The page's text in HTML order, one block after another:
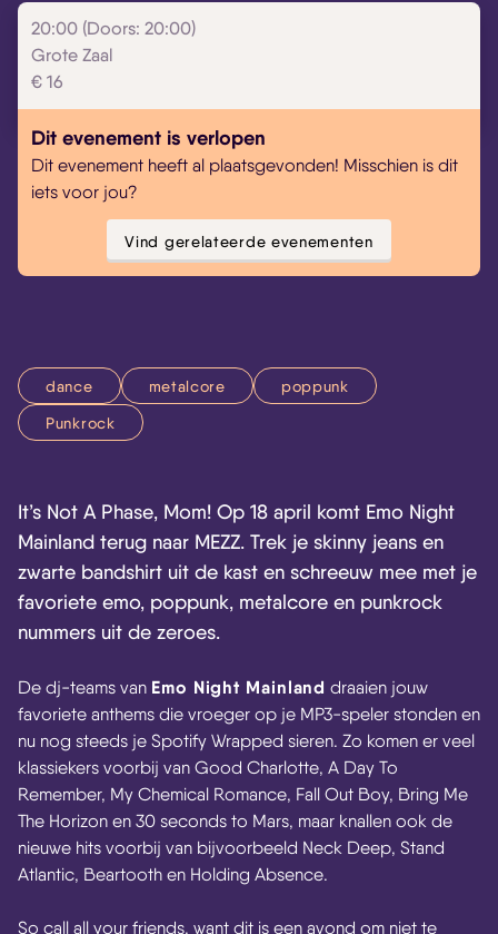
20:00 (Doors: 20:00)
Grote Zaal
€ 16
Dit evenement is verlopen
Dit evenement heeft al plaatsgevonden! Misschien is dit
iets voor jou?
Vind gerelateerde evenementen
dance metalcore
poppunk
Punkrock
It’s Not A Phase, Mom! Op 18 april komt Emo Night
Mainland terug naar MEZZ. Trek je skinny jeans en
zwarte bandshirt uit de kast en schreeuw mee met je
favoriete emo, poppunk, metalcore en punkrock
nummers uit de zeroes.
De dj-teams van Emo Night Mainland draaien jouw
favoriete anthems die vroeger op je MP3-speler stonden en
nu nog steeds je Spotify Wrapped sieren. Zo komen er veel
klassiekers voorbij van Good Charlotte, A Day To
Remember, My Chemical Romance, Fall Out Boy, Bring Me
The Horizon en 30 seconds to Mars, maar knallen ook de
nieuwe hits voorbij van bijvoorbeeld Neck Deep, Stand
Atlantic, Beartooth en Holding Absence.
So call all your friends, want dit is een avond om niet te